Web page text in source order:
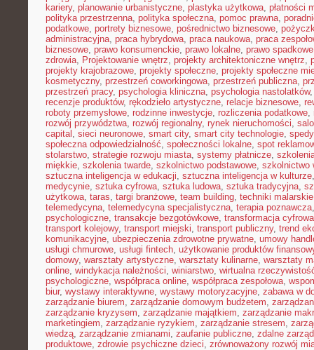
kariery, planowanie urbanistyczne, plastyka użytkowa, płatności
polityka przestrzenna, polityka społeczna, pomoc prawna,
podatkowe, portrety biznesowe, pośrednictwo biznesowe,
administracyjna, praca hybrydowa, praca naukowa, praca
biznesowe, prawo konsumenckie, prawo lokalne, prawo spadkowe
zdrowia, Projektowanie wnętrz, projekty architektoniczne wnętrz,
projekty krajobrazowe, projekty społeczne, projekty społeczne
kosmetyczny, przestrzeń coworkingowa, przestrzeń publiczna,
przestrzeń pracy, psychologia kliniczna, psychologia nastolatków
recenzje produktów, rękodzieło artystyczne, relacje biznesowe,
roboty przemysłowe, rodzinne inwestycje, rozliczenia podatkowe,
rozwój przywództwa, rozwój regionalny, rynek nieruchomości,
capital , sieci neuronowe, smart city, smart city technologie,
społeczna odpowiedzialność, społeczności lokalne, spot
stolarstwo, strategie rozwoju miasta, systemy płatnicze,
miękkie, szkolenia twarde, szkolnictwo podstawowe, szkolnictwo
sztuczna inteligencja w edukacji, sztuczna inteligencja w kulturze
medycynie, sztuka cyfrowa, sztuka ludowa, sztuka tradycyjna,
użytkowa, taras, targi branżowe, team building, techniki malarskie
telemedycyna, telemedycyna specjalistyczna, terapia poznawcza
psychologiczne, transakcje bezgotówkowe, transformacja cyfrowa
transport kolejowy, transport miejski, transport publiczny, trend
komunikacyjne, ubezpieczenia zdrowotne prywatne, umowy
usługi chmurowe, usługi fintech, użytkowanie produktów
domowy, warsztaty artystyczne, warsztaty kulinarne, warsztaty
online, windykacja należności, winiarstwo, wirtualna
psychologiczne, współpraca online, współpraca zespołowa,
biur, wystawy interaktywne, wystawy motoryzacyjne, zabawa w
zarządzanie biurem, zarządzanie domowym budżetem,
zarządzanie kryzysem, zarządzanie majątkiem, zarządzanie
marketingiem, zarządzanie ryzykiem, zarządzanie stresem,
wiedzą, zarządzanie zmianami, zaufanie publiczne, zdalne
produktowe, zdrowie psychiczne dzieci, zrównoważony rozwój